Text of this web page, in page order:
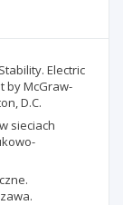
Electric
by McGraw-
D.C.
sieciach